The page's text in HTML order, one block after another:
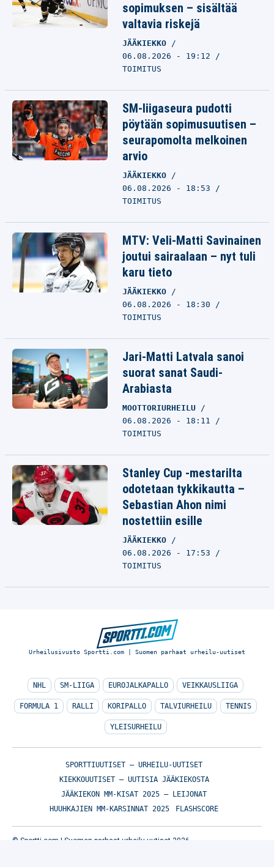
sopimuksen – sisältää
valtavia riskejä
JÄÄKIEKKO
06.08.2026 - 19:12
TOIMITUS
SM-liigaseura pudotti
pöytään sopimusuutisen –
seurapomolta melkoinen
arvio
JÄÄKIEKKO
06.08.2026 - 18:53
TOIMITUS
MTV: Veli-Matti Savinainen
joutui sairaalaan – nyt tuli
karu tieto
JÄÄKIEKKO
06.08.2026 - 18:30
TOIMITUS
Jari-Matti Latvala sanoi
suorat sanat Saudi-
Arabiasta
MOOTTORIURHEILU
06.08.2026 - 18:11
TOIMITUS
Stanley Cup -mestarilta
odotetaan tykkikautta –
Sebastian Ahon nimi
nostettiin esille
JÄÄKIEKKO
06.08.2026 - 17:53
TOIMITUS
Urheilusivusto Sportti.com | Suomen parhaat urheilu-uutiset
NHL SM-LIIGA EUROJALKAPALLO VEIKKAUSLIIGA
FORMULA 1 RALLI KORIPALLO TALVIURHEILU TENNIS
YLEISURHEILU
SPORTTIUUTISET – URHEILU-UUTISET
KIEKKOUUTISET – UUTISIA JÄÄKIEKOSTA
JÄÄKIEKON MM-KISAT 2025 – LEIJONAT
HUUHKAJIEN MM-KARSINNAT 2025
FLASHSCORE
© Sportti.com | Suomen parhaat urheilu-uutiset 2026